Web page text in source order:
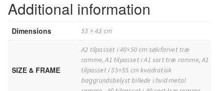
Additional information
Dimensions 53 × 43 cm
SIZE & FRAME
A2 tilpasset i 40×50 cm sølvfarvet træ
ramme, A1 tilpasset i A1 sort træ ramme, A1
tilpasset i 55×55 cm kvadratisk
baggrundsbelyst billede i hvid metal